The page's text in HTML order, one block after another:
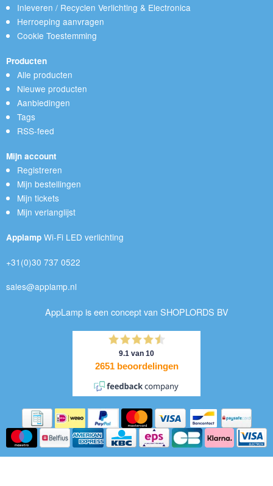
Inleveren / Recyclen Verlichting & Electronica
Herroeping aanvragen
Cookie Toestemming
Producten
Alle producten
Nieuwe producten
Aanbiedingen
Tags
RSS-feed
Mijn account
Registreren
Mijn bestellingen
Mijn tickets
Mijn verlanglijst
Applamp Wi-Fi LED verlichting
+31(0)30 737 0522
sales@applamp.nl
AppLamp is een concept van SHOPLORDS BV